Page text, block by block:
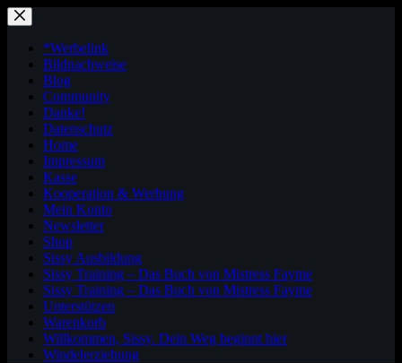
Zum
Inhalt
springen*Werbelink
Bildnachweise
Blog
Community
Danke!
Datenschutz
Home
Impressum
Kasse
Kooperation & Werbung
Mein Konto
Newsletter
Shop
Sissy Ausbildung
Sissy Training – Das Buch von Mistress Fayme
Sissy Training – Das Buch von Mistress Fayme
Unterstützen
Warenkorb
Willkommen, Sissy. Dein Weg beginnt hier
Windelerziehung